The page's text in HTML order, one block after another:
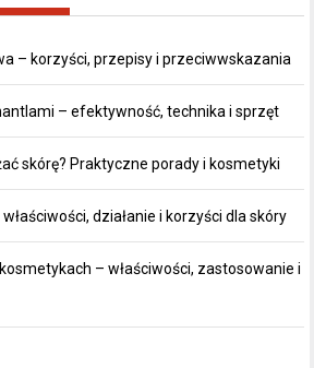
– korzyści, przepisy i przeciwwskazania
– efektywność, technika i sprzęt
skórę? Praktyczne porady i kosmetyki
działanie i korzyści dla skóry
– właściwości, zastosowanie i